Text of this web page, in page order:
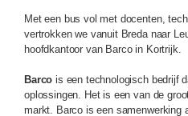
Met een bus vol met docenten,
vertrokken we vanuit Breda naar
hoofdkantoor van Barco in Kortrijk.
Barco is een technologisch bedrijf
oplossingen. Het is een van de
markt. Barco is een samenwerking